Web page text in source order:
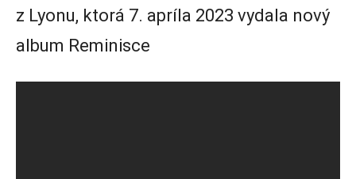
z Lyonu, ktorá 7. apríla 2023 vydala nový
album Reminisce